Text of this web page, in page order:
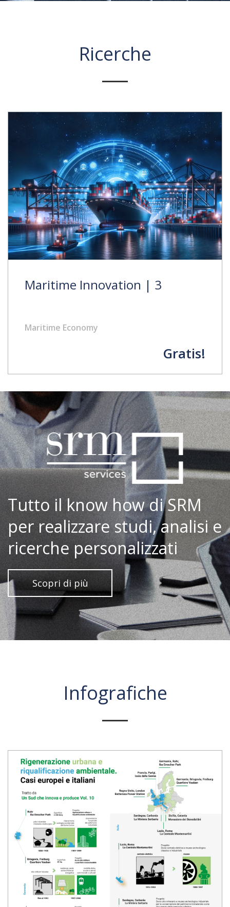
Ricerche
Maritime Innovation | 3
Maritime Economy
Gratis!
Tutto il know how di SRM
per realizzare studi, analisi e
ricerche personalizzati
Scopri di più
Infografiche